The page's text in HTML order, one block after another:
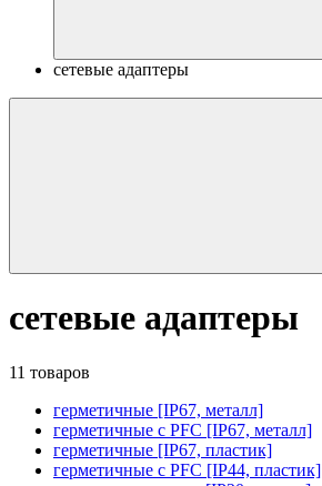
сетевые адаптеры
сетевые адаптеры
11 товаров
герметичные [IP67, металл]
герметичные с PFC [IP67, металл]
герметичные [IP67, пластик]
герметичные с PFC [IP44, пластик]